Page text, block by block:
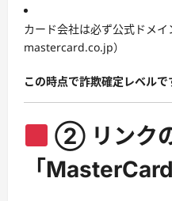
カード会社は必ず公式ドメ
mastercard.co.jp）
この時点で詐欺確定レベルで
② リンク
「